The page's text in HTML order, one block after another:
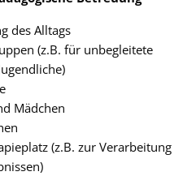
des Alltags
(z.B. für unbegleitete
Mädchen
(z.B. zur Verarbeitung